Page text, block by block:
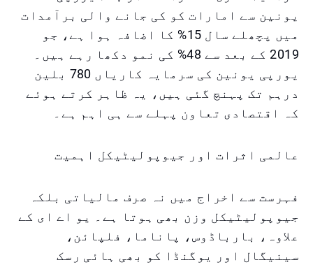
یونین سے امارات کو کی جانے والی برآمدات
میں پچھلے سال 15% کا اضافہ ہوا ہے، جو
2019 کے بعد سے 48% کی نمو دکھا رہے ہیں۔
یورپی یونین کی سرمایہ کاریاں 780 بلین
درہم تک پہنچ گئی ہیں، یہ ظاہر کرتے ہوئے
کہ اقتصادی تعاون پہلے سے ہی اہم ہے۔
عالمی اثرات اور جیوپولیٹیکل اہمیت
فہرست سے اخراج میں نہ صرف مالیاتی بلکہ
جیوپولیٹیکل وزن بھی ہوتا ہے۔ یو اے ای کے
علاوہ، بارباڈوس، پاناما، فلپائن،
سینیگال اور یوگنڈا کو بھی ہائی رسک